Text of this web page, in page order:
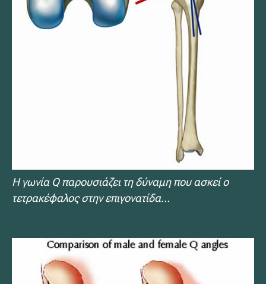
Η γωνία Q παρουσιάζει τη δύναμη που ασκεί ο
τετρακέφαλος στην επιγονατίδα…